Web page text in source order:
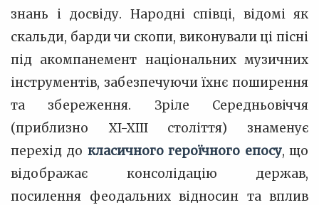
знань і досвіду. Народні співці, відомі як
скальди, барди чи скопи, виконували ці пісні
під акомпанемент національних музичних
інструментів, забезпечуючи їхнє поширення
та збереження. Зріле Середньовіччя
(приблизно XI-XIII століття) знаменує
перехід до класичного героїчного епосу, що
відображає консолідацію держав,
посилення феодальних відносин та вплив